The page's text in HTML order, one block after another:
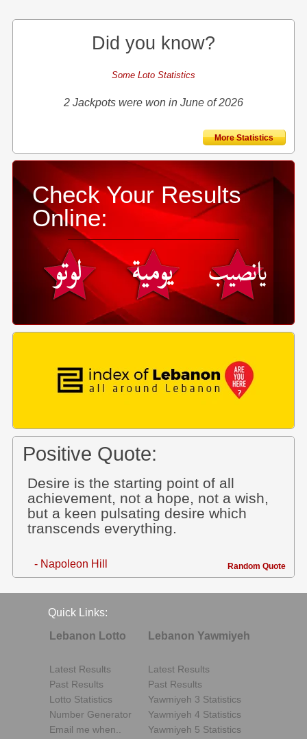
Did you know?
Some Loto Statistics
2 Jackpots were won in June of 2026
More Statistics
Check Your Results
Online:
Positive Quote:
Desire is the starting point of all
achievement, not a hope, not a wish,
but a keen pulsating desire which
transcends everything.
- Napoleon Hill Random Quote
Quick Links:
Lebanon Lotto
Latest Results
Past Results
Lotto Statistics
Number Generator
Email me when..
Lebanon Yawmiyeh
Latest Results
Past Results
Yawmiyeh 3 Statistics
Yawmiyeh 4 Statistics
Yawmiyeh 5 Statistics